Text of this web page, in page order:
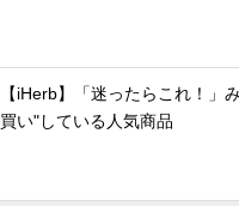
【iHerb】「迷ったらこれ！」
買い"している人気商品